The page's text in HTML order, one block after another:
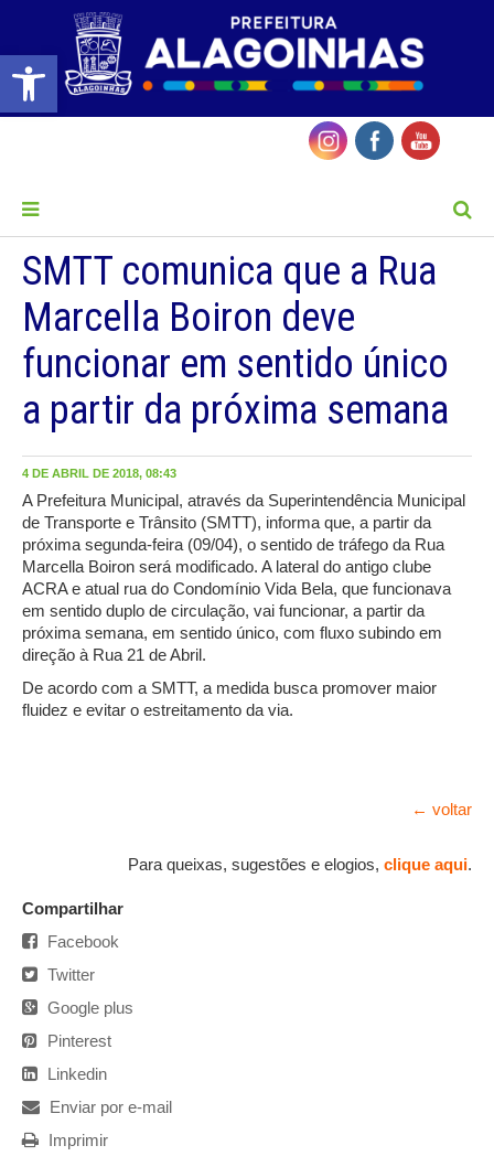
Barra de Ferramentas Aberta
SMTT comunica que a Rua
Marcella Boiron deve
funcionar em sentido único
a partir da próxima semana
4 DE ABRIL DE 2018, 08:43
A Prefeitura Municipal, através da Superintendência Municipal
de Transporte e Trânsito (SMTT), informa que, a partir da
próxima segunda-feira (09/04), o sentido de tráfego da Rua
Marcella Boiron será modificado. A lateral do antigo clube
ACRA e atual rua do Condomínio Vida Bela, que funcionava
em sentido duplo de circulação, vai funcionar, a partir da
próxima semana, em sentido único, com fluxo subindo em
direção à Rua 21 de Abril.
De acordo com a SMTT, a medida busca promover maior
fluidez e evitar o estreitamento da via.
← voltar
Para queixas, sugestões e elogios, clique aqui.
Compartilhar
Facebook
Twitter
Google plus
Pinterest
Linkedin
Enviar por e-mail
Imprimir